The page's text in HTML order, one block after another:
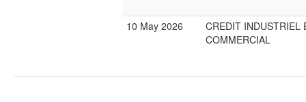
10 May 2026
CREDIT INDUSTRIEL
COMMERCIAL